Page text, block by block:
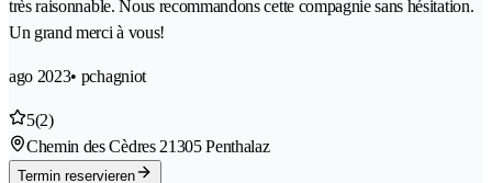
très raisonnable. Nous recommandons cette compagnie sans hésitation.
Un grand merci à vous!
ago 2023• pchagniot
5(2)
Chemin des Cèdres 21305 Penthalaz
Termin reservieren